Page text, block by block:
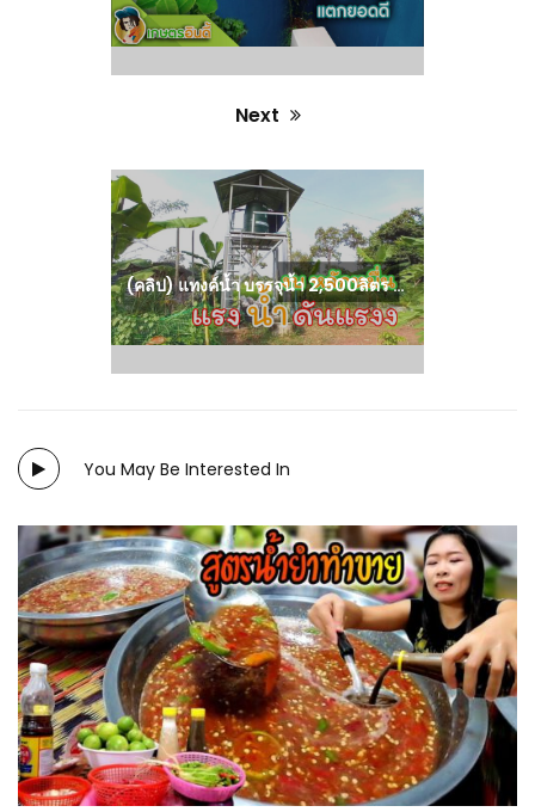
Next
post:
(คลิป) แทงค์น้ำ บรรจุน้ำ 2,500ลิตร แรงดันน้ำดีมากทำเกษตรได้สะบายๆ สูง 3 เมตร งบ 2หมื่น (การทำแทงค์น้ำ) : วีดีโอ เกษตร
You May Be Interested In